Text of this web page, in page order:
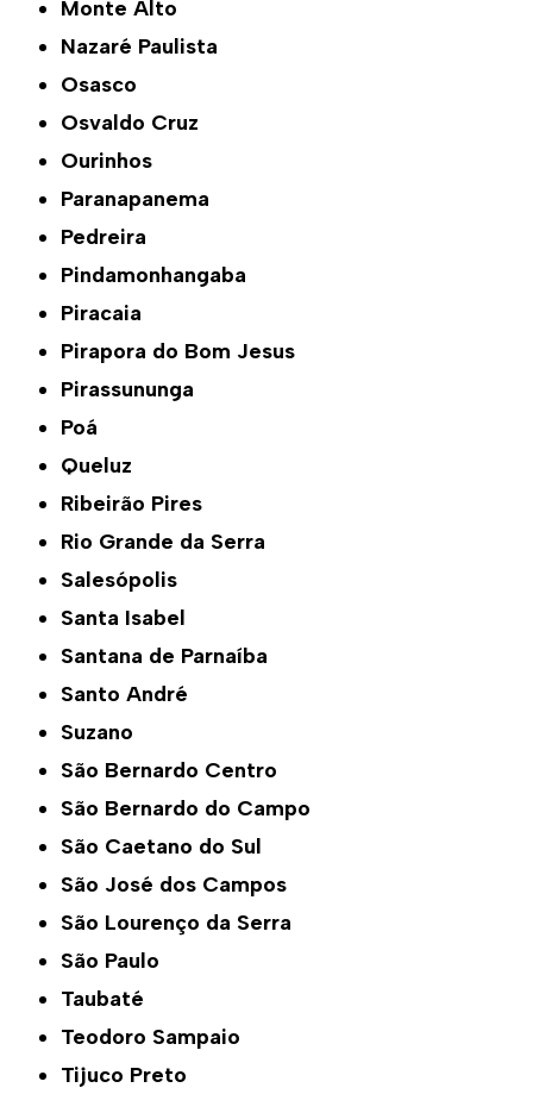
Monte Alto
Nazaré Paulista
Osasco
Osvaldo Cruz
Ourinhos
Paranapanema
Pedreira
Pindamonhangaba
Piracaia
Pirapora do Bom Jesus
Pirassununga
Poá
Queluz
Ribeirão Pires
Rio Grande da Serra
Salesópolis
Santa Isabel
Santana de Parnaíba
Santo André
Suzano
São Bernardo Centro
São Bernardo do Campo
São Caetano do Sul
São José dos Campos
São Lourenço da Serra
São Paulo
Taubaté
Teodoro Sampaio
Tijuco Preto